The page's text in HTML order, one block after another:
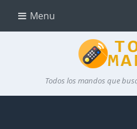
Menu
Todos los mandos que